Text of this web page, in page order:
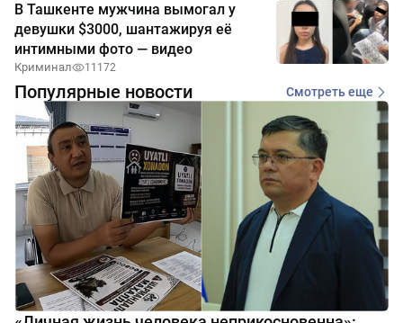
В Ташкенте мужчина вымогал у
девушки $3000, шантажируя её
интимными фото — видео
Криминал 11172
Популярные новости Смотреть еще